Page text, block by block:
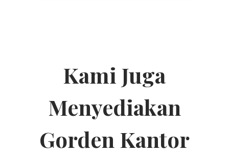
Kami Juga
Menyediakan
Gorden Kantor